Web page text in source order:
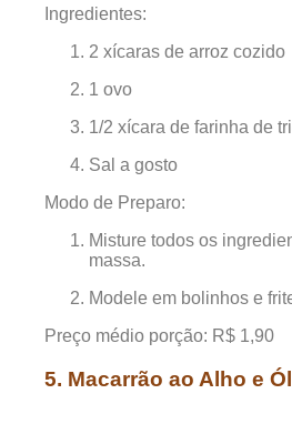
Ingredientes:
2 xícaras de arroz cozido
1 ovo
1/2 xícara de farinha de
Sal a gosto
Modo de Preparo:
Misture todos os
massa.
Modele em bolinhos e
Preço médio porção: R$ 1,90
5. Macarrão ao Alho e